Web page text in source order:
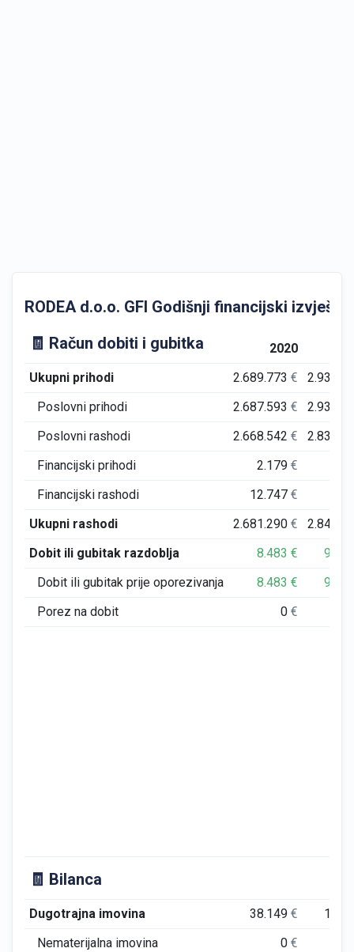
RODEA d.o.o. GFI Godišnji financijski
🧾 Račun dobiti i gubitka
2020
Ukupni prihodi
2.689.773€
Poslovni prihodi
2.687.593€
Poslovni rashodi
2.668.542€
Financijski prihodi
2.179€
Financijski rashodi
12.747€
Ukupni rashodi
2.681.290€
Dobit ili gubitak razdoblja
8.483€
Dobit ili gubitak prije oporezivanja
8.483€
Porez na dobit
0€
🧾 Bilanca
Dugotrajna imovina 38.149€
Nematerijalna imovina
0€